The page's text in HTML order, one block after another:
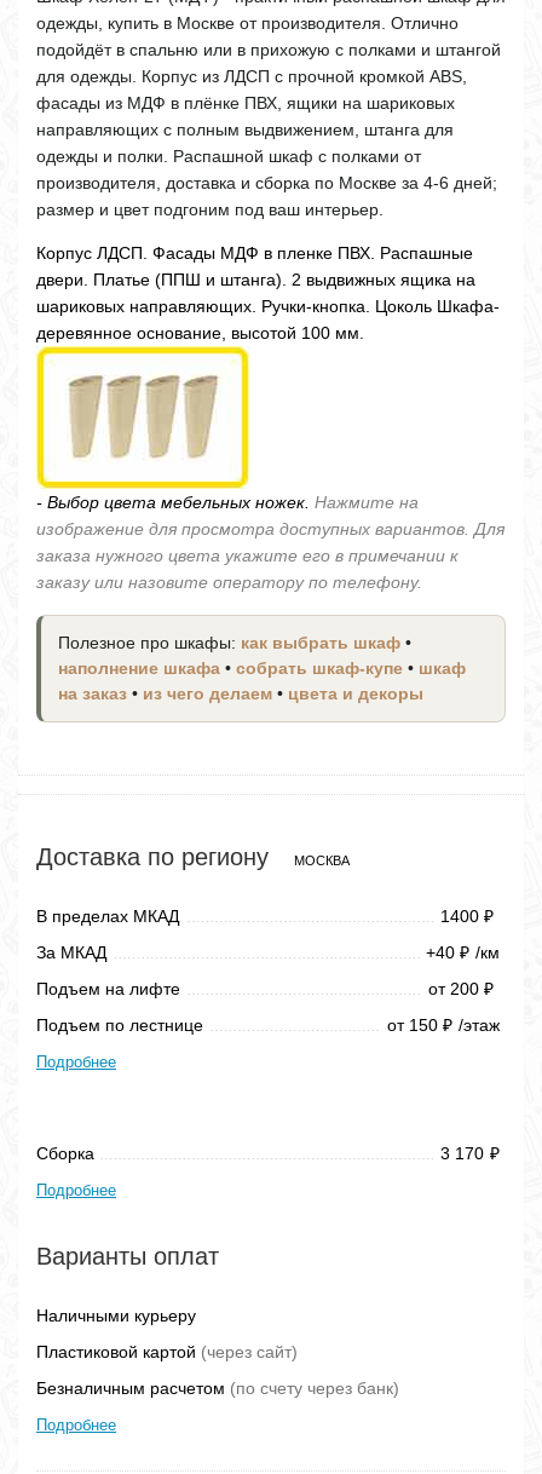
одежды, купить в Москве от производителя. Отлично
подойдёт в спальню или в прихожую с полками и штангой
для одежды. Корпус из ЛДСП с прочной кромкой ABS,
фасады из МДФ в плёнке ПВХ, ящики на шариковых
направляющих с полным выдвижением, штанга для
одежды и полки. Распашной шкаф с полками от
производителя, доставка и сборка по Москве за 4-6 дней;
размер и цвет подгоним под ваш интерьер.
Корпус ЛДСП. Фасады МДФ в пленке ПВХ. Распашные
двери. Платье (ППШ и штанга). 2 выдвижных ящика на
шариковых направляющих. Ручки-кнопка. Цоколь Шкафа-
деревянное основание, высотой 100 мм.
- Выбор цвета мебельных ножек. Нажмите на
изображение для просмотра доступных вариантов. Для
заказа нужного цвета укажите его в примечании к
заказу или назовите оператору по телефону.
Полезное про шкафы: как выбрать шкаф •
наполнение шкафа • собрать шкаф-купе • шкаф
на заказ • из чего делаем • цвета и декоры
Доставка по региону МОСКВА
В пределах МКАД 1400 ₽
За МКАД +40 ₽ /км
Подъем на лифте
от 200 ₽
Подъем по лестнице от 150 ₽ /этаж
Подробнее
Сборка 3 170 ₽
Подробнее
Варианты оплат
Наличными курьеру
Пластиковой картой (через сайт)
Безналичным расчетом (по счету через банк)
Подробнее